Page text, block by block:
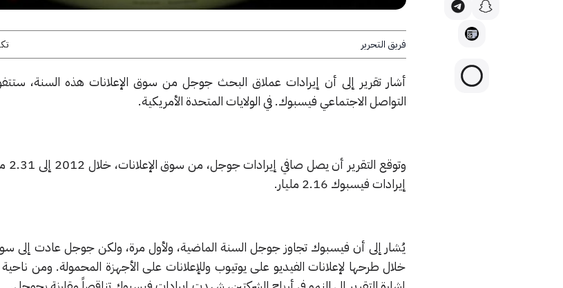
فريق التحرير
أشار تقرير إلى أن إيرادات عملاق البحث جوجل من سوق الإعلانات هذه السنة،
التواصل الاجتماعي فيسبوك. في الولايات المتحدة الأمريكية.
إيرادات فيسبوك 2.16 مليار.
يُشار إلى أن فيسبوك تجاوز جوجل السنة الماضية، ولأول مرة، ولكن جوجل عادت إلى
خلال طرحها لإعلانات الفيديو على يوتيوب وللإعلانات على الأجهزة المحمولة. ومن